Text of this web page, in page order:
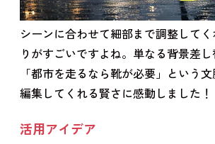
シーンに合わせて細部まで調整して
りがすごいですよね。単なる背景差し
「都市を走るなら靴が必要」という
編集してくれる賢さに感動しました！
活用アイデア